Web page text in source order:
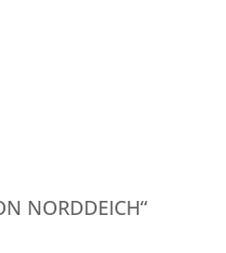
NORDDEICH“